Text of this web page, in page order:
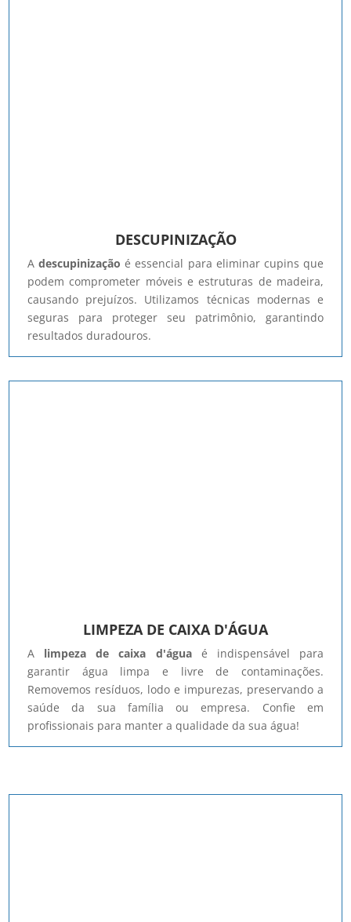
DESCUPINIZAÇÃO
Adescupinização é essencial para eliminar cupins que
podem comprometer móveis e estruturas de madeira,
causando prejuízos. Utilizamos técnicas modernas e
seguras para proteger seu patrimônio, garantindo
resultados duradouros.
LIMPEZA DE CAIXA D'ÁGUA
A limpeza de caixa d'águaé indispensável para
garantir água limpa e livre de contaminações.
Removemos resíduos, lodo e impurezas, preservando a
saúde da sua família ou empresa. Confie em
profissionais para manter a qualidade da sua água!